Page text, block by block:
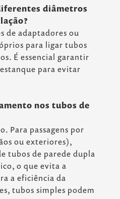
diâmetros
de adaptadores ou
para ligar tubos
É essencial garantir
para evitar
nos tubos de
Para passagens por
ou exteriores),
tubos de parede dupla
o que evita a
a eficiência da
tubos simples podem